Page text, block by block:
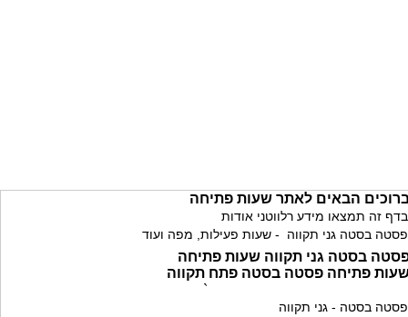
הבאים לאתר שעות פתיחה
בדף זה תמצאו מידע רלווטני אודות
פסטה בסטה גני תקווה - שעות פעילות, מפה ועוד
בסטה גני תקווה שעות פתיחה
פתיחה פסטה בסטה פתח תקווה
`
פסטה בסטה - גני תקווה